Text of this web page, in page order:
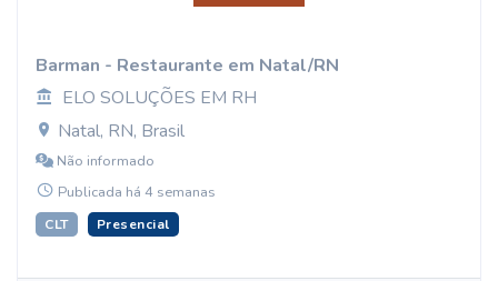
Barman - Restaurante em Natal/RN
ELO SOLUÇÕES EM RH
Natal, RN, Brasil
Não informado
Publicada há 4 semanas
CLT Presencial